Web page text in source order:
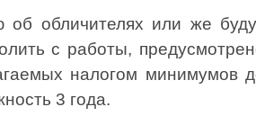
обличителях или же
с работы,
налогом минимумов
3 года.